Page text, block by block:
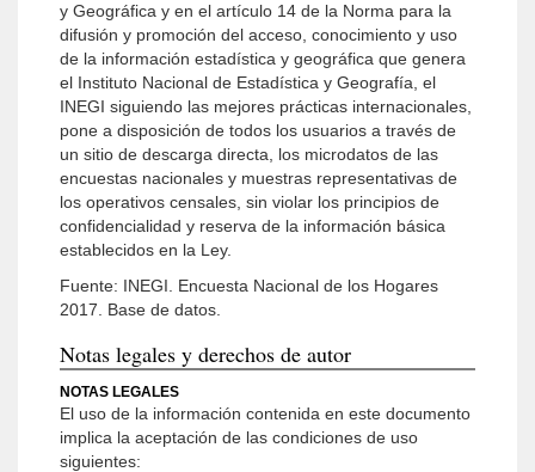
y Geográfica y en el artículo 14 de la Norma para la
difusión y promoción del acceso, conocimiento y uso
de la información estadística y geográfica que genera
el Instituto Nacional de Estadística y Geografía, el
INEGI siguiendo las mejores prácticas internacionales,
pone a disposición de todos los usuarios a través de
un sitio de descarga directa, los microdatos de las
encuestas nacionales y muestras representativas de
los operativos censales, sin violar los principios de
confidencialidad y reserva de la información básica
establecidos en la Ley.
Fuente: INEGI. Encuesta Nacional de los Hogares
2017. Base de datos.
Notas legales y derechos de autor
NOTAS LEGALES
El uso de la información contenida en este documento
implica la aceptación de las condiciones de uso
siguientes: